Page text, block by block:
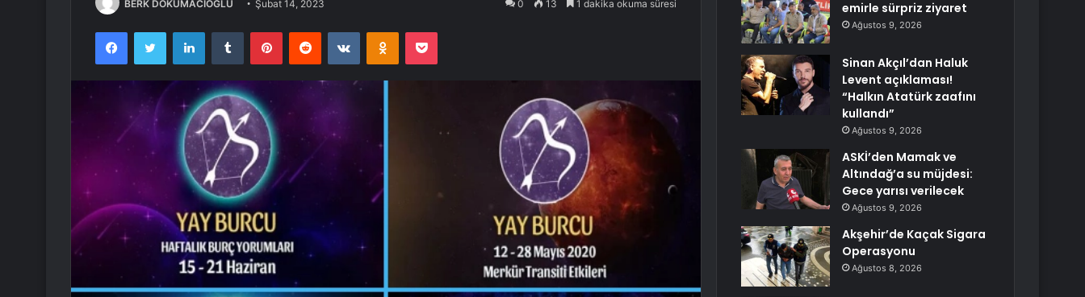
BERK DOKUMACIOĞLU Şubat 14, 2023 0 13 1 dakika okuma süresi
FacebookTwitter LinkedInTumblr PinterestReddit VKontakteOdnoklassniki
Pocket
emirle sürpriz ziyaret
Ağustos 9, 2026
Sinan Akçıl’dan Haluk
Levent açıklaması!
“Halkın Atatürk zaafını
kullandı”
Ağustos 9, 2026
ASKİ’den Mamak ve
Altındağ’a su müjdesi:
Gece yarısı verilecek
Ağustos 9, 2026
Akşehir’de Kaçak Sigara
Operasyonu
Ağustos 8, 2026